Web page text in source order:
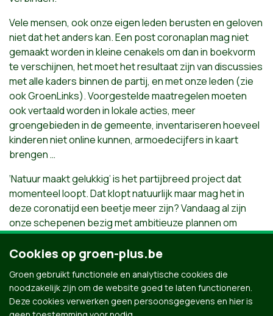
Vele mensen, ook onze eigen leden berusten en geloven
niet dat het anders kan. Een post coronaplan mag niet
gemaakt worden in kleine cenakels om dan in boekvorm
te verschijnen, het moet het resultaat zijn van discussies
met alle kaders binnen de partij, en met onze leden (zie
ook GroenLinks). Voorgestelde maatregelen moeten
ook vertaald worden in lokale acties, meer
groengebieden in de gemeente, inventariseren hoeveel
kinderen niet online kunnen, armoedecijfers in kaart
brengen …
‘Natuur maakt gelukkig’ is het partijbreed project dat
momenteel loopt. Dat klopt natuurlijk maar mag het in
deze coronatijd een beetje meer zijn? Vandaag al zijn
onze schepenen bezig met ambitieuze plannen om
steden en dorpskernen te vergroenen, voorrang te
geven aan de zachte weggebruikers, waterlopen weer
voedselkringlopen te realiseren… laat ons daar een
megafoon op zetten. Zij bewijzen dat er echt wel
alternatieven zijn!
Cookies op groen-plus.be
Groen gebruikt functionele en analytische cookies die
noodzakelijk zijn om de website goed te laten functioneren.
Deze cookies verwerken geen persoonsgegevens en hier is